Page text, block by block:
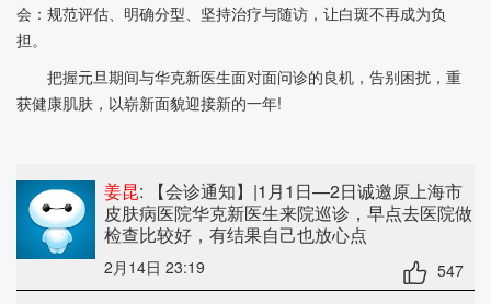
会：规范评估、明确分型、坚持治疗与随访，让白斑不再成为负
担。
把握元旦期间与华克新医生面对面问诊的良机，告别困扰，重
获健康肌肤，以崭新面貌迎接新的一年!
姜昆: 【会诊通知】|1月1日—2日诚邀原上海市
皮肤病医院华克新医生来院巡诊 ，早点去医院做
检查比较好，有结果自己也放心点
2月14日 23:19 547